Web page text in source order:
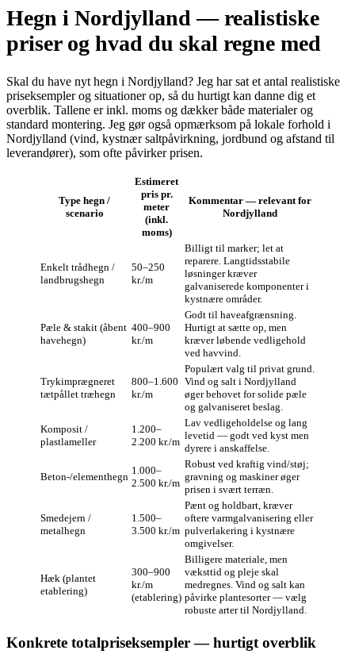
Hegn i Nordjylland — realistiske
priser og hvad du skal regne med
Skal du have nyt hegn i Nordjylland? Jeg har sat et antal realistiske
priseksempler og situationer op, så du hurtigt kan danne dig et
overblik. Tallene er inkl. moms og dækker både materialer og
standard montering. Jeg gør også opmærksom på lokale forhold i
Nordjylland (vind, kystnær saltpåvirkning, jordbund og afstand til
leverandører), som ofte påvirker prisen.
Type hegn /
scenario
Estimeret
pris pr.
meter
(inkl.
moms)
Kommentar — relevant for
Nordjylland
Enkelt trådhegn /
landbrugshegn
50–250
kr./m
Billigt til marker; let at
reparere. Langtidsstabile
løsninger kræver
galvaniserede komponenter i
kystnære områder.
Pæle & stakit (åbent
havehegn)
400–900
kr./m
Godt til haveafgrænsning.
Hurtigt at sætte op, men
kræver løbende vedligehold
ved havvind.
Trykimprægneret
tætpållet træhegn
800–1.600
kr./m
Populært valg til privat grund.
Vind og salt i Nordjylland
øger behovet for solide pæle
og galvaniseret beslag.
Komposit /
plastlameller
1.200–
2.200 kr./m
Lav vedligeholdelse og lang
levetid — godt ved kyst men
dyrere i anskaffelse.
Beton-/elementhegn
1.000–
2.500 kr./m
Robust ved kraftig vind/støj;
gravning og maskiner øger
prisen i svært terræn.
Smedejern /
metalhegn
1.500–
3.500 kr./m
Pænt og holdbart, kræver
oftere varmgalvanisering eller
pulverlakering i kystnære
omgivelser.
Hæk (plantet
etablering)
300–900
kr./m
(etablering)
Billigere materiale, men
væksttid og pleje skal
medregnes. Vind og salt kan
påvirke plantesorter — vælg
robuste arter til Nordjylland.
Konkrete totalpriseksempler — hurtigt overblik